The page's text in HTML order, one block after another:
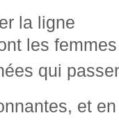
les
qui
et